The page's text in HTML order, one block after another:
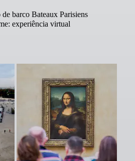
de barco Bateaux Parisiens
experiência virtual